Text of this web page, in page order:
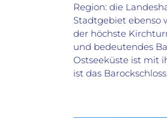
Region: die
Stadtgebiet ebenso
der höchste
und bedeutendes
Ostseeküste ist mit
ist das